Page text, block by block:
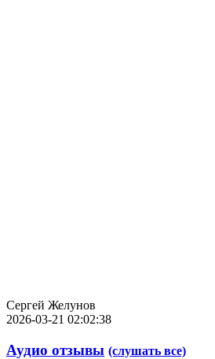
Сергей Желунов
2026-03-21 02:02:38
Аудио отзывы (слушать все)